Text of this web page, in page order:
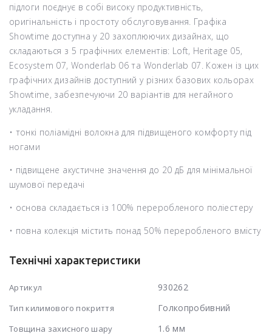
підлоги поєднує в собі високу продуктивність,
оригінальність і простоту обслуговування. Графіка
Showtime доступна у 20 захоплюючих дизайнах, що
складаються з 5 графічних елементів: Loft, Heritage 05,
Ecosystem 07, Wonderlab 06 та Wonderlab 07. Кожен із цих
графічних дизайнів доступний у різних базових кольорах
Showtime, забезпечуючи 20 варіантів для негайного
укладання.
• тонкі поліамідні волокна для підвищеного комфорту під
ногами
• підвищене акустичне значення до 20 дБ для мінімальної
шумової передачі
• основа складається із 100% переробленого поліестеру
• повна колекція містить понад 50% переробленого вмісту
Технічні характеристики
Артикул 930262
Тип килимового покриття Голкопробивний
Товщина захисного шару
1.6 мм